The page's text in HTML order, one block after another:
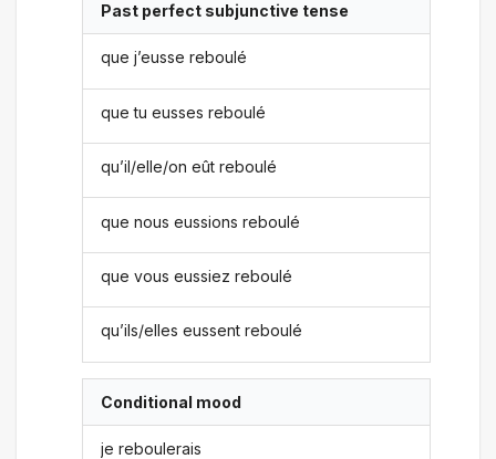
Past perfect subjunctive tense
que j’eusse reboulé
que tu eusses reboulé
qu’il/elle/on eût reboulé
que nous eussions reboulé
que vous eussiez reboulé
qu’ils/elles eussent reboulé
Conditional mood
je reboulerais